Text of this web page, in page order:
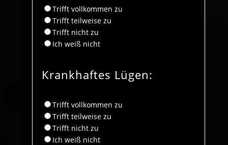
Trifft vollkommen zu
Trifft teilweise zu
Trifft nicht zu
Ich weiß nicht
Krankhaftes Lügen:
Trifft vollkommen zu
Trifft teilweise zu
Trifft nicht zu
Ich weiß nicht